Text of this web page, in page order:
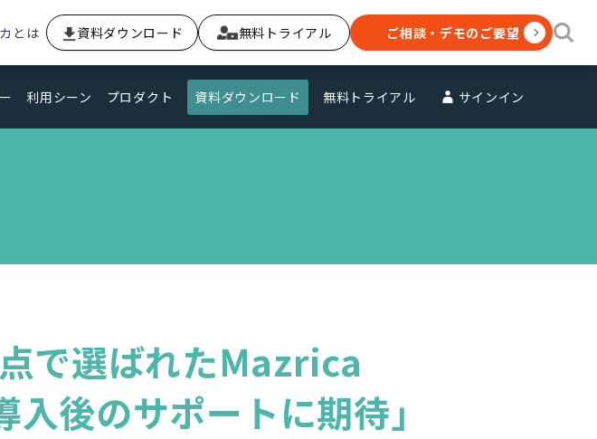
とは 資料ダウンロード 無料トライアル ご相談・デモのご要望
利用シーン プロダクト 資料ダウンロード 無料トライアル サインイン
で選ばれたMazrica
後のサポートに期待」